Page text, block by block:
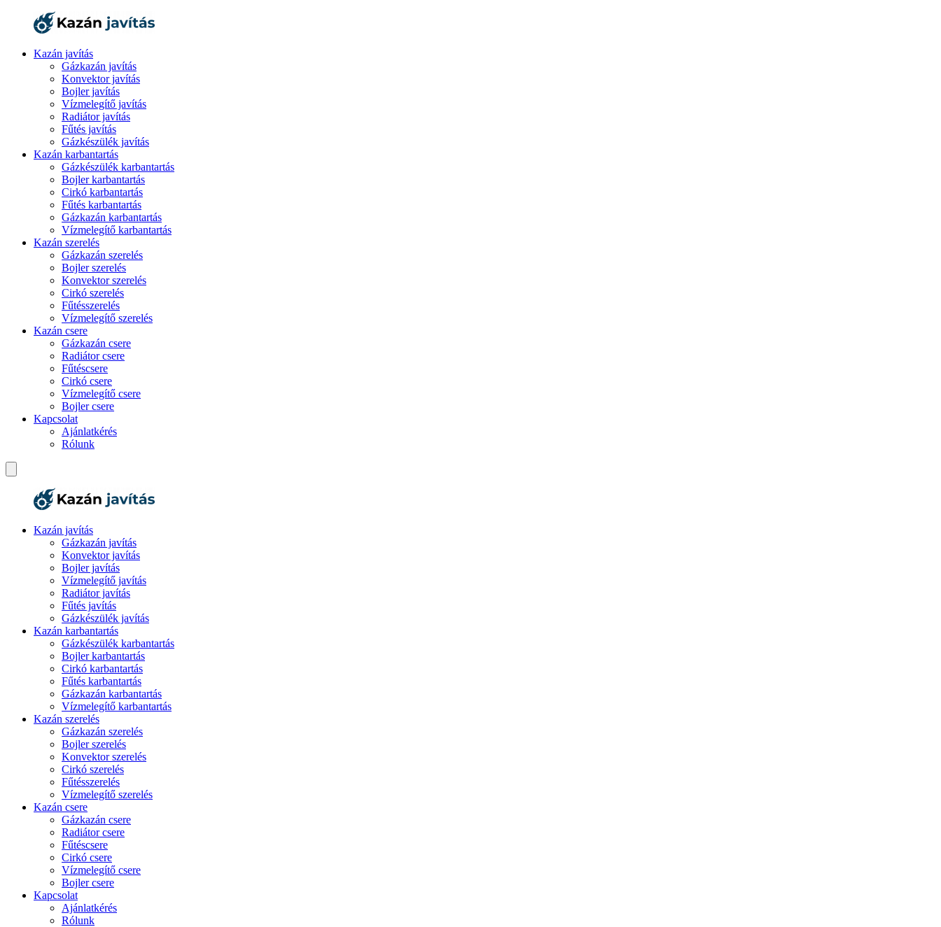
Kazán javítás
Gázkazán javítás
Konvektor javítás
Bojler javítás
Vízmelegítő javítás
Radiátor javítás
Fűtés javítás
Gázkészülék javítás
Kazán karbantartás
Gázkészülék karbantartás
Bojler karbantartás
Cirkó karbantartás
Fűtés karbantartás
Gázkazán karbantartás
Vízmelegítő karbantartás
Kazán szerelés
Gázkazán szerelés
Bojler szerelés
Konvektor szerelés
Cirkó szerelés
Fűtésszerelés
Vízmelegítő szerelés
Kazán csere
Gázkazán csere
Radiátor csere
Fűtéscsere
Cirkó csere
Vízmelegítő csere
Bojler csere
Kapcsolat
Ajánlatkérés
Rólunk
Kazán javítás
Gázkazán javítás
Konvektor javítás
Bojler javítás
Vízmelegítő javítás
Radiátor javítás
Fűtés javítás
Gázkészülék javítás
Kazán karbantartás
Gázkészülék karbantartás
Bojler karbantartás
Cirkó karbantartás
Fűtés karbantartás
Gázkazán karbantartás
Vízmelegítő karbantartás
Kazán szerelés
Gázkazán szerelés
Bojler szerelés
Konvektor szerelés
Cirkó szerelés
Fűtésszerelés
Vízmelegítő szerelés
Kazán csere
Gázkazán csere
Radiátor csere
Fűtéscsere
Cirkó csere
Vízmelegítő csere
Bojler csere
Kapcsolat
Ajánlatkérés
Rólunk